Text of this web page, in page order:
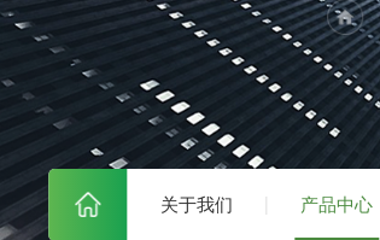
关于我们 产品中心